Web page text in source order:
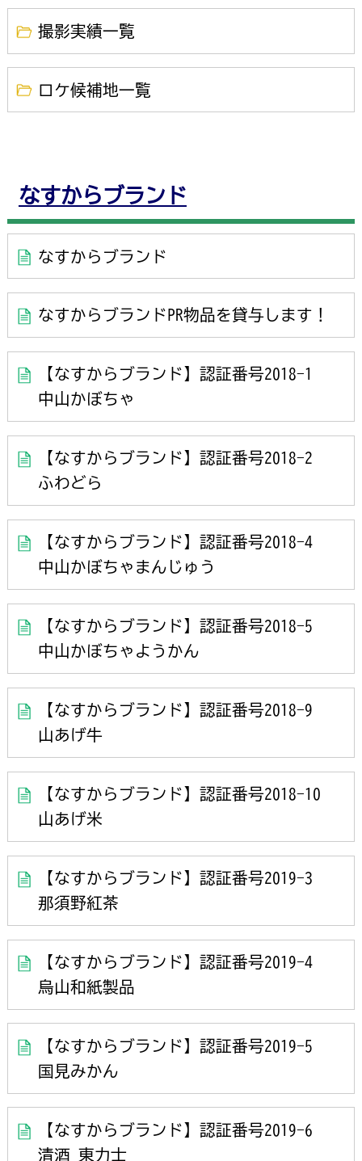
撮影実績一覧
ロケ候補地一覧
なすからブランド
なすからブランド
なすからブランドPR物品を貸与します！
【なすからブランド】認証番号2018-1
中山かぼちゃ
【なすからブランド】認証番号2018-2
ふわどら
【なすからブランド】認証番号2018-4
中山かぼちゃまんじゅう
【なすからブランド】認証番号2018-5
中山かぼちゃようかん
【なすからブランド】認証番号2018-9
山あげ牛
【なすからブランド】認証番号2018-10
山あげ米
【なすからブランド】認証番号2019-3
那須野紅茶
【なすからブランド】認証番号2019-4
烏山和紙製品
【なすからブランド】認証番号2019-5
国見みかん
【なすからブランド】認証番号2019-6
清酒 東力士